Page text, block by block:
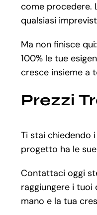
come procedere.
qualsiasi
Ma non finisce
100% le tue
cresce insieme a
Prezzi
Ti stai chiedendo
progetto ha le
Contattaci oggi
raggiungere i
mano e la tua